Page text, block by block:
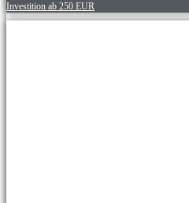
Investition ab 250 EUR